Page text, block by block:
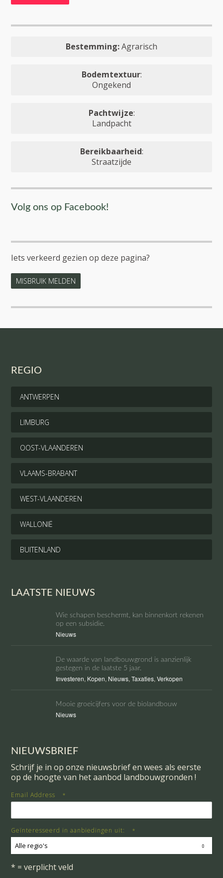
Bestemming:Agrarisch
Bodemtextuur:
Ongekend
Pachtwijze:
Landpacht
Bereikbaarheid:
Straatzijde
Volg ons op Facebook!
Iets verkeerd gezien op deze pagina?
MISBRUIK MELDEN
REGIO
ANTWERPEN
LIMBURG
OOST-VLAANDEREN
VLAAMS-BRABANT
WEST-VLAANDEREN
WALLONIË
BUITENLAND
LAATSTE NIEUWS
Wie schapen beschermt, kan binnenkort rekenen
op een subsidie.
Nieuws
De waarde van landbouwgrond is aanzienlijk
gestegen in de laatste 5 jaar.
Investeren, Kopen, Nieuws,Taxaties,Verkopen
Mooie groeicijfers voor de biolandbouw
Nieuws
NIEUWSBRIEF
Schrijf je in op onze nieuwsbrief en wees als eerste
op de hoogte van het aanbod landbouwgronden !
Email Address *
Geïnteresseerd in aanbiedingen uit: *
Alle regio's
* = verplicht veld